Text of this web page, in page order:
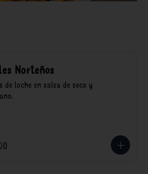
Norteños
de loche en salsa de seco y